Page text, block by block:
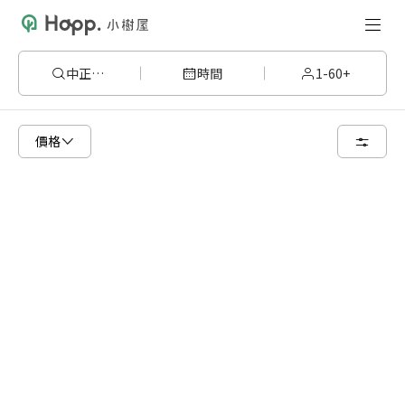
中正紀念堂 時間 1-60+
價格
請嘗試變更或清除某些篩選條件，或著您可以調整地圖的搜尋區域